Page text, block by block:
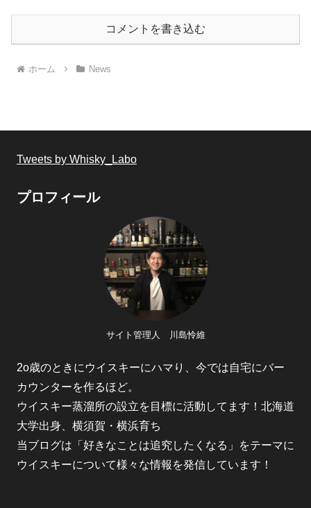
コメントを書き込む
ホーム News
Tweets by Whisky_Labo
プロフィール
サイト管理人 川島怜維
2o歳のときにウイスキーにハマり、今では自宅にバー
カウンターを作るほど。
ウイスキー蒸溜所の設立を目標に活動してます！北海道
大学出身、横須賀・横浜育ち
当ブログは「好きなことは追究したくなる」をテーマに
ウイスキーについて様々な情報を発信しています！